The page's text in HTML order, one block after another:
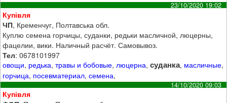
23/10/2020 19:02
Купівля
ЧП, Кременчуг, Полтавська обл.
Куплю семена горчицы, суданки, редьки масличной, люцерны,
фацелии, вики. Наличный расчёт. Самовывоз.
Тел: 0678101997
овощи, редька,травы и бобовые, люцерна,суданка, масличные,
горчица, посевматериал,семена,
14/10/2020 09:03
Купівля